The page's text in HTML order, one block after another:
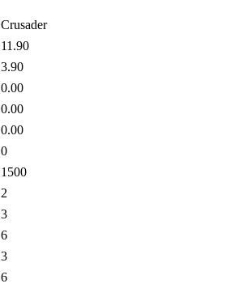
Crusader
11.90
3.90
0.00
0.00
0.00
0
1500
2
3
6
3
6